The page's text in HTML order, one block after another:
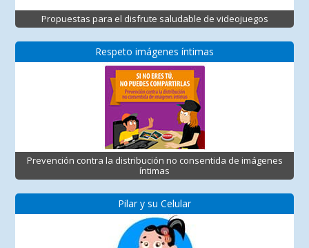
Propuestas para el disfrute saludable de videojuegos
Respeto imágenes íntimas
Prevención contra la distribución no consentida de imágenes
íntimas
Pilar y su Celular